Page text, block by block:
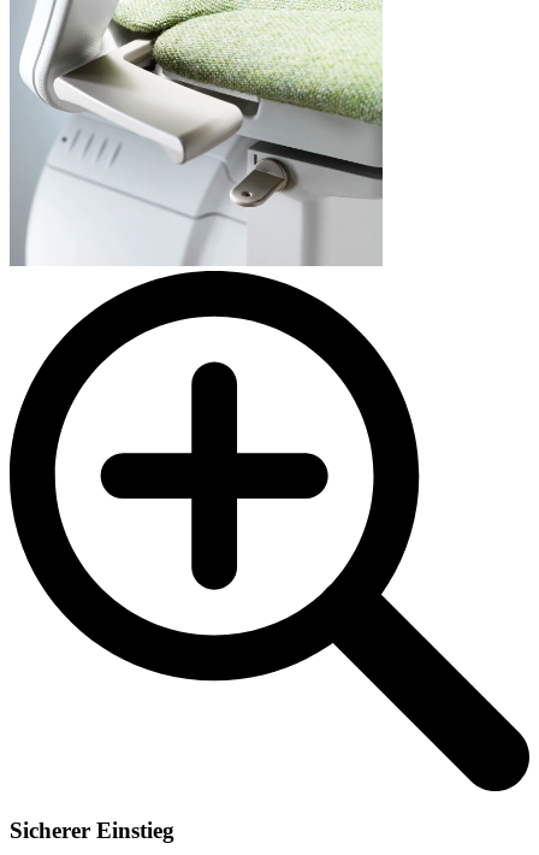
Sicherer Einstieg